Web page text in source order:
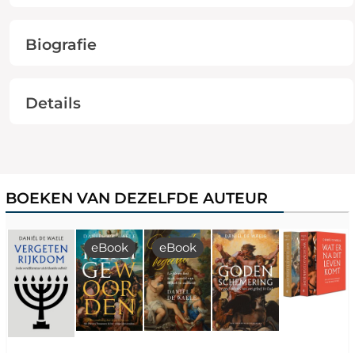
Biografie
Details
BOEKEN VAN DEZELFDE AUTEUR
eBook eBook